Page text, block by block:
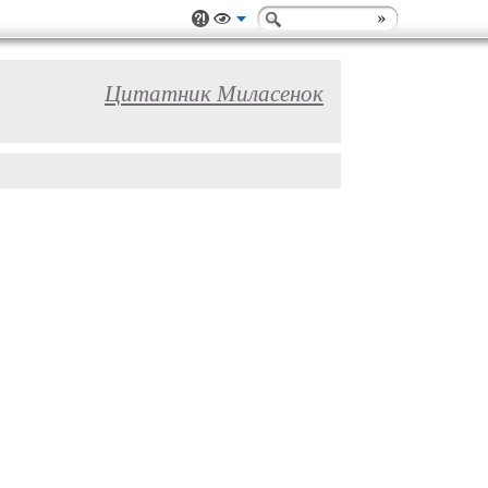
Цитатник Миласенок